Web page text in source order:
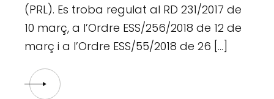
(PRL). Es troba regulat al RD 231/2017 de
10 març, a l’Ordre ESS/256/2018 de 12 de
març i a l’Ordre ESS/55/2018 de 26 […]